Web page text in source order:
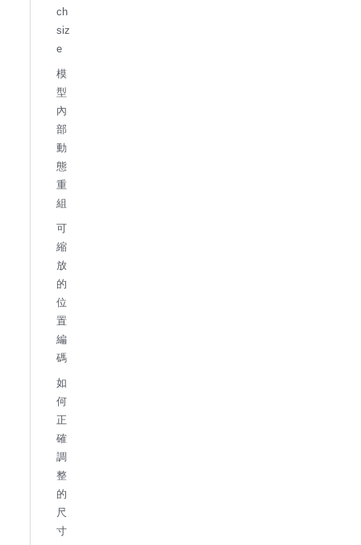
ch
siz
e
模
型
內
部
動
態
重
組
可
縮
放
的
位
置
編
碼
如
何
正
確
調
整
的
尺
寸